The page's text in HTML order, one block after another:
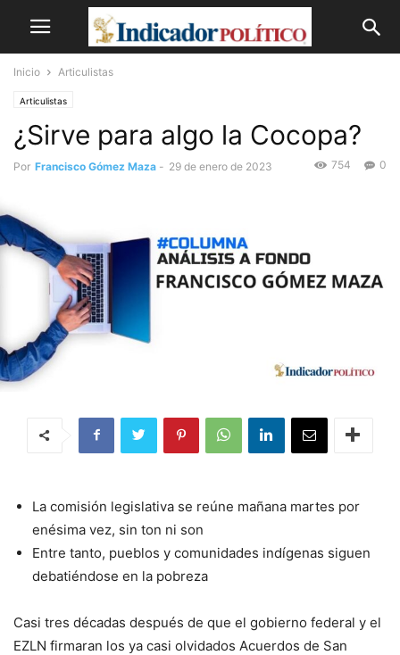
Inicio Articulistas
Articulistas
¿Sirve para algo la Cocopa?
Por Francisco Gómez Maza - 29 de enero de 2023 0
754
La comisión legislativa se reúne mañana martes por
enésima vez, sin ton ni son
Entre tanto, pueblos y comunidades indígenas siguen
debatiéndose en la pobreza
Casi tres décadas después de que el gobierno federal y el
EZLN firmaran los ya casi olvidados Acuerdos de San